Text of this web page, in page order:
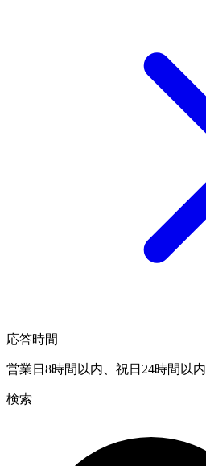
応答時間
営業日8時間以内、祝日24時間以内
検索